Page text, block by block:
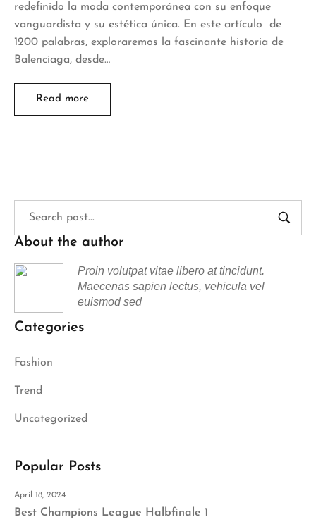
redefinido la moda contemporánea con su enfoque
vanguardista y su estética única. En este artículo de
1200 palabras, exploraremos la fascinante historia de
Balenciaga, desde…
Read more
About the author
Proin volutpat vitae libero at tincidunt.
Maecenas sapien lectus, vehicula vel
euismod sed
Categories
Fashion
Trend
Uncategorized
Popular Posts
April 18, 2024
Best Champions League Halbfinale 1